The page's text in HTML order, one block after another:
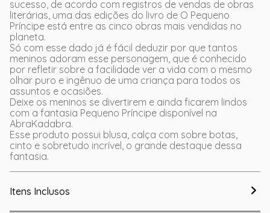
sucesso, de acordo com registros de vendas de obras
literárias, uma das edições do livro de O Pequeno
Príncipe está entre as cinco obras mais vendidas no
planeta.
Só com esse dado já é fácil deduzir por que tantos
meninos adoram esse personagem, que é conhecido
por refletir sobre a facilidade ver a vida com o mesmo
olhar puro e ingênuo de uma criança para todos os
assuntos e ocasiões.
Deixe os meninos se divertirem e ainda ficarem lindos
com a fantasia Pequeno Príncipe disponível na
AbraKadabra.
Esse produto possui blusa, calça com sobre botas,
cinto e sobretudo incrível, o grande destaque dessa
fantasia.
Itens Inclusos